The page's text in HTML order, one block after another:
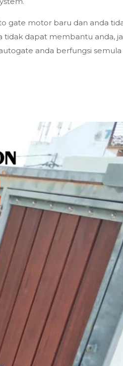
gate motor baru dan anda
dapat membantu anda,
anda berfungsi semula